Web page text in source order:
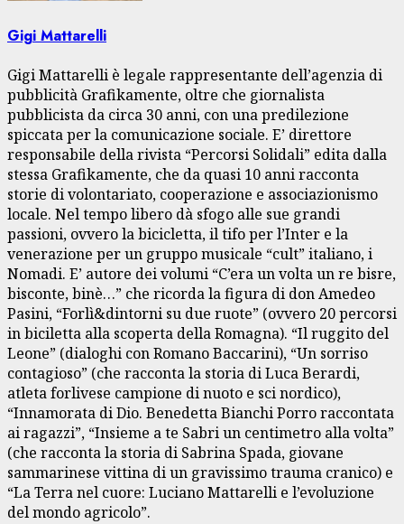
Gigi Mattarelli
Gigi Mattarelli è legale rappresentante dell’agenzia di
pubblicità Grafikamente, oltre che giornalista
pubblicista da circa 30 anni, con una predilezione
spiccata per la comunicazione sociale. E’ direttore
responsabile della rivista “Percorsi Solidali” edita dalla
stessa Grafikamente, che da quasi 10 anni racconta
storie di volontariato, cooperazione e associazionismo
locale. Nel tempo libero dà sfogo alle sue grandi
passioni, ovvero la bicicletta, il tifo per l’Inter e la
venerazione per un gruppo musicale “cult” italiano, i
Nomadi. E’ autore dei volumi “C’era un volta un re bisre,
bisconte, binè…” che ricorda la figura di don Amedeo
Pasini, “Forlì&dintorni su due ruote” (ovvero 20 percorsi
in biciletta alla scoperta della Romagna). “Il ruggito del
Leone” (dialoghi con Romano Baccarini), “Un sorriso
contagioso” (che racconta la storia di Luca Berardi,
atleta forlivese campione di nuoto e sci nordico),
“Innamorata di Dio. Benedetta Bianchi Porro raccontata
ai ragazzi”, “Insieme a te Sabri un centimetro alla volta”
(che racconta la storia di Sabrina Spada, giovane
sammarinese vittina di un gravissimo trauma cranico) e
“La Terra nel cuore: Luciano Mattarelli e l’evoluzione
del mondo agricolo”.